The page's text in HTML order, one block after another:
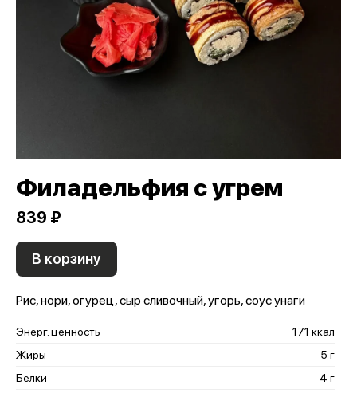
Филадельфия с угрем
839 ₽
В корзину
Рис, нори, огурец, сыр сливочный, угорь, соус унаги
Энерг. ценность
171 ккал
Жиры
5 г
Белки
4 г